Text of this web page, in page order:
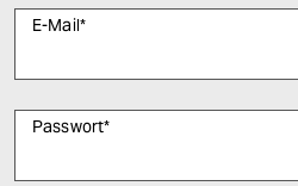
E-Mail*
Passwort*